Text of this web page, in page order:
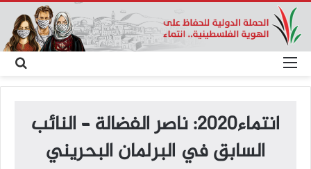
عن
انتماء2020: ناصر الفضالة – النائب
السابق في البرلمان البحريني